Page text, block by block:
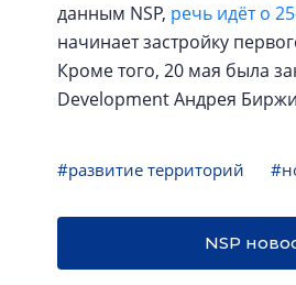
данным NSP, речь идёт о
начинает застройку
Кроме того, 20 мая была
Development Андрея
#развитие территорий
NSP